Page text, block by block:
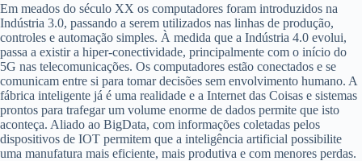
Em meados do século XX os computadores foram introduzidos na
Indústria 3.0, passando a serem utilizados nas linhas de produção,
controles e automação simples. À medida que a Indústria 4.0 evolui,
passa a existir a hiper-conectividade, principalmente com o início do
5G nas telecomunicações. Os computadores estão conectados e se
comunicam entre si para tomar decisões sem envolvimento humano. A
fábrica inteligente já é uma realidade e a Internet das Coisas e sistemas
prontos para trafegar um volume enorme de dados permite que isto
aconteça. Aliado ao BigData, com informações coletadas pelos
dispositivos de IOT permitem que a inteligência artificial possibilite
uma manufatura mais eficiente, mais produtiva e com menores perdas.